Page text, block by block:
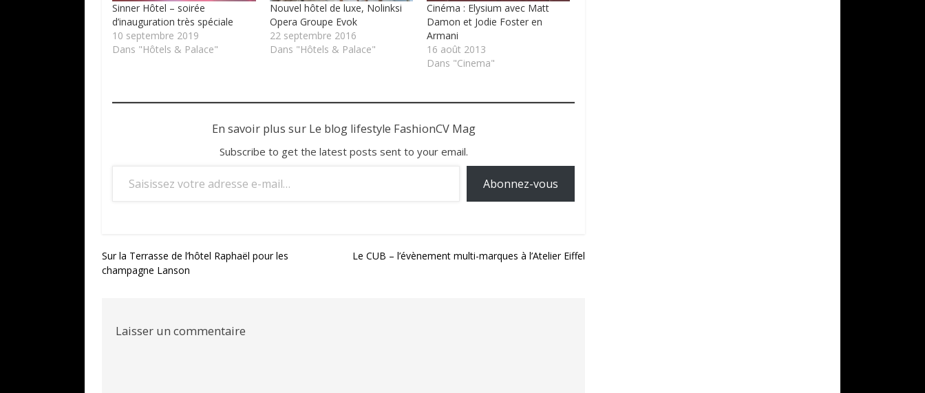
Sinner Hôtel – soirée
d’inauguration très spéciale
10 septembre 2019
Dans "Hôtels & Palace"
Nouvel hôtel de luxe, Nolinksi
Opera Groupe Evok
22 septembre 2016
Dans "Hôtels & Palace"
Cinéma : Elysium avec Matt
Damon et Jodie Foster en
Armani
16 août 2013
Dans "Cinema"
En savoir plus sur Le blog lifestyle FashionCV Mag
Subscribe to get the latest posts sent to your email.
Abonnez-vous
Navigation
de
Sur la Terrasse de l’hôtel Raphaël pour les
champagne Lanson
Le CUB – l’évènement multi-marques à l’Atelier Eiffel
Laisser un commentaire